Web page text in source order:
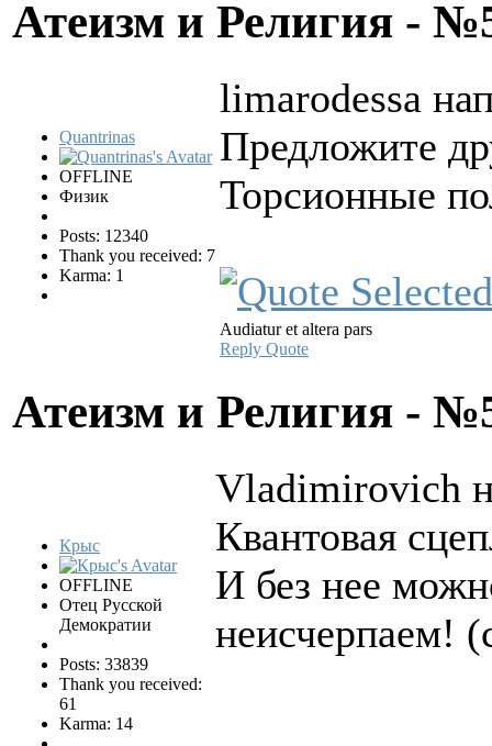
Атеизм и Религия -
Quantrinas
OFFLINE
Физик
Posts: 12340
Thank you received: 7
Karma: 1
limarodessa
Предложите
Торсионные
Audiatur et altera pars
Reply Quote
Атеизм и Религия -
Крыс
OFFLINE
Отец Русской
Демократии
Posts: 33839
Thank you received:
61
Karma: 14
Vladimirovich
Квантовая
И без нее
неисчерпаем!